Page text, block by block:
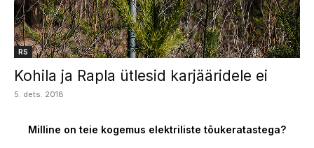
RS
Kohila ja Rapla ütlesid karjääridele ei
5. dets. 2018
Milline on teie kogemus elektriliste tõukeratastega?